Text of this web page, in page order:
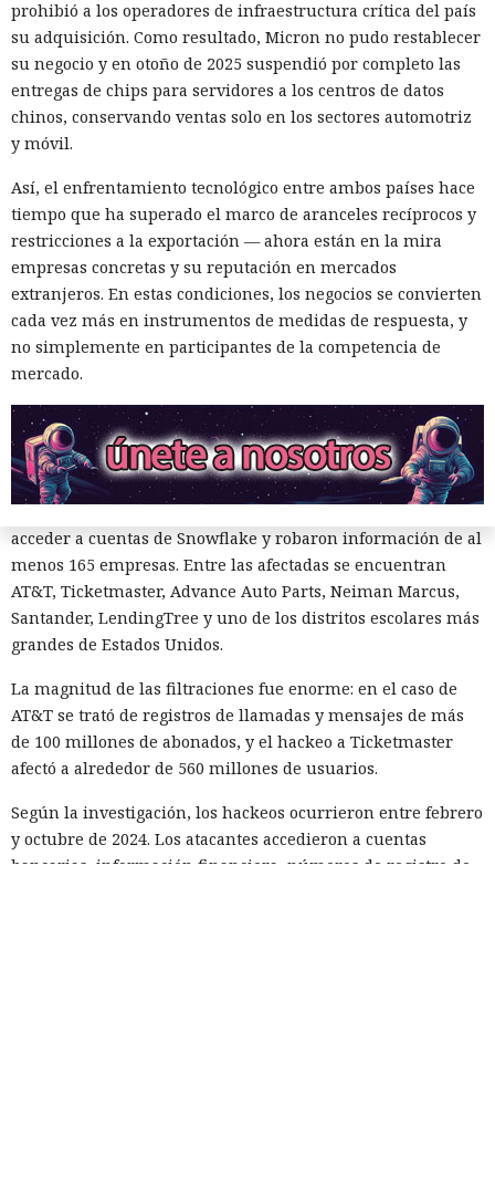
prohibió a los operadores de infraestructura crítica del país
su adquisición. Como resultado, Micron no pudo restablecer
su negocio y en otoño de 2025 suspendió por completo las
entregas de chips para servidores a los centros de datos
chinos, conservando ventas solo en los sectores automotriz
y móvil.
Así, el enfrentamiento tecnológico entre ambos países hace
tiempo que ha superado el marco de aranceles recíprocos y
restricciones a la exportación — ahora están en la mira
empresas concretas y su reputación en mercados
extranjeros. En estas condiciones, los negocios se convierten
cada vez más en instrumentos de medidas de respuesta, y
no simplemente en participantes de la competencia de
mercado.
El canadiense Connor Riley Muka ganó dinero durante
muchos meses con datos robados de otras personas, antes
de ser detenido y entregado a la justicia estadounidense por
uno de los mayores hackeos de los últimos años — ataque a
la plataforma en la nube Snowflake.
Muka, de 26 años, se declaró culpable de cargos de fraude
y conspiración en un tribunal federal del estado de
Washington. Su sentencia se dictará el 27 de octubre; la
pena máxima es de hasta 32 años de prisión.
acceder a cuentas de Snowflake y robaron información de al
menos 165 empresas. Entre las afectadas se encuentran
AT&T, Ticketmaster, Advance Auto Parts, Neiman Marcus,
Santander, LendingTree y uno de los distritos escolares más
grandes de Estados Unidos.
La magnitud de las filtraciones fue enorme: en el caso de
AT&T se trató de registros de llamadas y mensajes de más
de 100 millones de abonados, y el hackeo a Ticketmaster
afectó a alrededor de 560 millones de usuarios.
Según la investigación, los hackeos ocurrieron entre febrero
y octubre de 2024. Los atacantes accedieron a cuentas
bancarias, información financiera, números de registro de